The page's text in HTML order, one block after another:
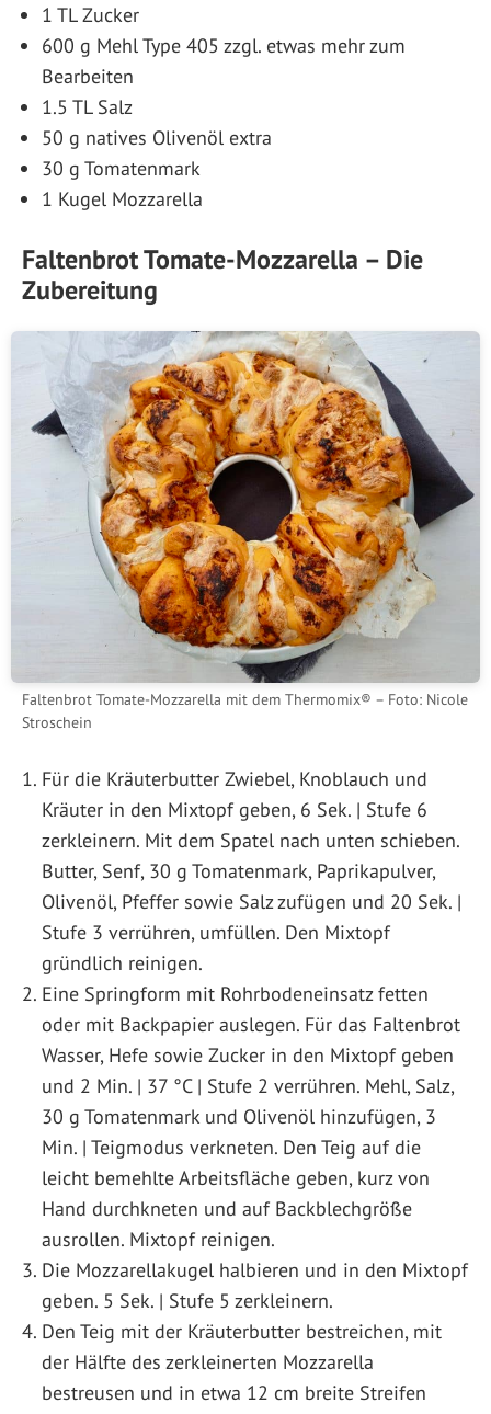
1 TL Zucker
600 g Mehl Type 405 zzgl. etwas mehr zum
Bearbeiten
1.5 TL Salz
50 g natives Olivenöl extra
30 g Tomatenmark
1 Kugel Mozzarella
Faltenbrot Tomate-Mozzarella – Die
Zubereitung
Faltenbrot Tomate-Mozzarella mit dem Thermomix® – Foto: Nicole
Stroschein
Für die Kräuterbutter Zwiebel, Knoblauch und
Kräuter in den Mixtopf geben, 6 Sek. | Stufe 6
zerkleinern. Mit dem Spatel nach unten schieben.
Butter, Senf, 30 g Tomatenmark, Paprikapulver,
Olivenöl, Pfeffer sowie Salz zufügen und 20 Sek. |
Stufe 3 verrühren, umfüllen. Den Mixtopf
gründlich reinigen.
Eine Springform mit Rohrbodeneinsatz fetten
oder mit Backpapier auslegen. Für das Faltenbrot
Wasser, Hefe sowie Zucker in den Mixtopf geben
und 2 Min. | 37 °C | Stufe 2 verrühren. Mehl, Salz,
30 g Tomatenmark und Olivenöl hinzufügen, 3
Min. | Teigmodus verkneten. Den Teig auf die
leicht bemehlte Arbeitsfläche geben, kurz von
Hand durchkneten und auf Backblechgröße
ausrollen. Mixtopf reinigen.
Die Mozzarellakugel halbieren und in den Mixtopf
geben. 5 Sek. | Stufe 5 zerkleinern.
Den Teig mit der Kräuterbutter bestreichen, mit
der Hälfte des zerkleinerten Mozzarella
bestreusen und in etwa 12 cm breite Streifen